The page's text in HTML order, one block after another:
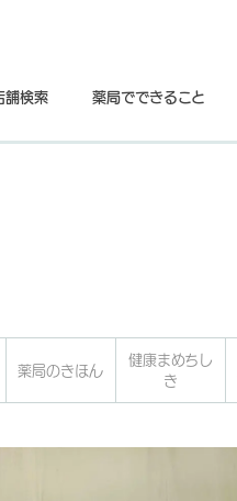
舗検索 薬局でできること
薬局のきほん
健康まめちし
き